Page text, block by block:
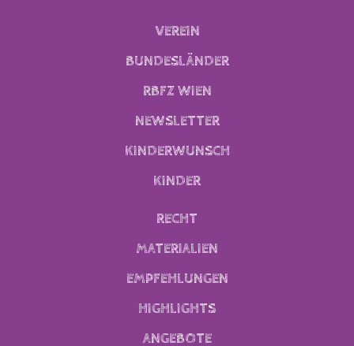
VEREIN
BUNDESLÄNDER
RBFZ WIEN
NEWSLETTER
KINDERWUNSCH
KINDER
RECHT
MATERIALIEN
EMPFEHLUNGEN
HIGHLIGHTS
ANGEBOTE